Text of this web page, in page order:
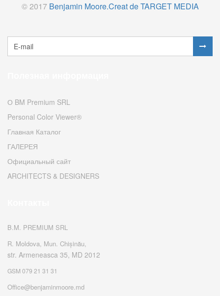
© 2017 Benjamin Moore.Creat de TARGET MEDIA
О BM Premium SRL
Personal Color Viewer®
Главная Каталог
ГАЛЕРЕЯ
Официальный сайт
ARCHITECTS & DESIGNERS
B.M. PREMIUM SRL
R. Moldova, Mun. Chișinău,
str. Armeneasca 35, MD 2012
GSM 079 21 31 31
Office@benjaminmoore.md